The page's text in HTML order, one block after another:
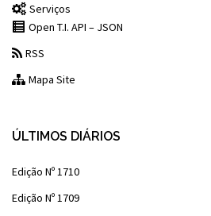
Serviços
Open T.I. API – JSON
RSS
Mapa Site
ÚLTIMOS DIÁRIOS
Edição Nº 1710
Edição Nº 1709